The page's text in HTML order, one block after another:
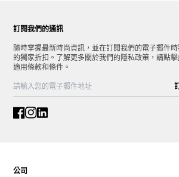
訂閱我們的通訊
隨時掌握最新時尚資訊，並在訂閱我們的電子郵件時
的獨家折扣。了解更多關於我們的隱私政策，請點擊
適用條款和條件。
公司